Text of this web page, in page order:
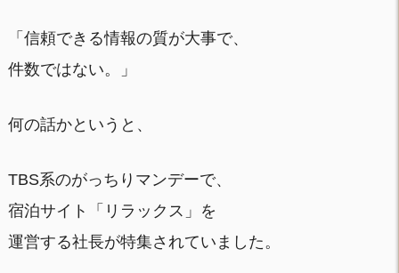
「信頼できる情報の質が大事で、
件数ではない。」
何の話かというと、
TBS系のがっちりマンデーで、
宿泊サイト「リラックス」を
運営する社長が特集されていました。